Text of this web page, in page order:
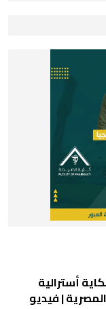
أسترالية
| فيديو